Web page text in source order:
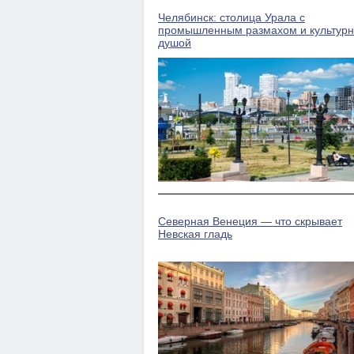
Челябинск: столица Урала с
промышленным размахом и
душой
Северная Венеция — что скрывает
Невская гладь